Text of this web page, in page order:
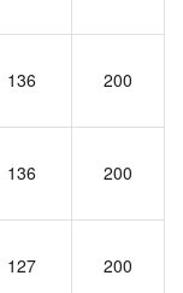
136 200
136 200
127 200